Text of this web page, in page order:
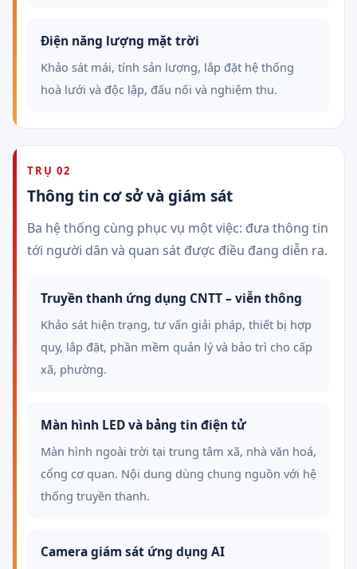
Điện năng lượng mặt trời
Khảo sát mái, tính sản lượng, lắp đặt hệ thống
hoà lưới và độc lập, đấu nối và nghiệm thu.
TRỤ 02
Thông tin cơ sở và giám sát
Ba hệ thống cùng phục vụ một việc: đưa thông tin
tới người dân và quan sát được điều đang diễn ra.
Truyền thanh ứng dụng CNTT – viễn thông
Khảo sát hiện trạng, tư vấn giải pháp, thiết bị hợp
quy, lắp đặt, phần mềm quản lý và bảo trì cho cấp
xã, phường.
Màn hình LED và bảng tin điện tử
Màn hình ngoài trời tại trung tâm xã, nhà văn hoá,
cổng cơ quan. Nội dung dùng chung nguồn với hệ
thống truyền thanh.
Camera giám sát ứng dụng AI